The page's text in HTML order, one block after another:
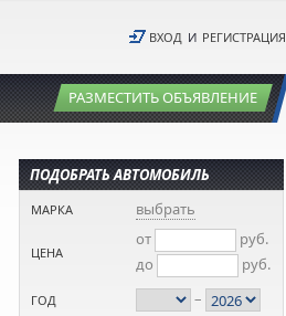
ВХОД И РЕГИСТРАЦИЯ
РАЗМЕСТИТЬ ОБЪЯВЛЕНИЕ
ПОДОБРАТЬ АВТОМОБИЛЬ
МАРКА выбрать
ЦЕНА
от
руб.
до
руб.
ГОД –